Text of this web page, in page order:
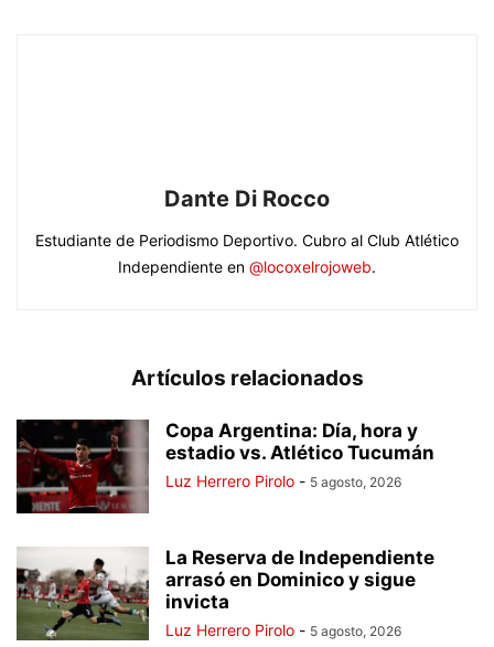
Dante Di Rocco
Estudiante de Periodismo Deportivo. Cubro al Club Atlético
Independiente en @locoxelrojoweb.
Artículos relacionados
Copa Argentina: Día, hora y
estadio vs. Atlético Tucumán
Luz Herrero Pirolo - 5 agosto, 2026
La Reserva de Independiente
arrasó en Dominico y sigue
invicta
Luz Herrero Pirolo - 5 agosto, 2026